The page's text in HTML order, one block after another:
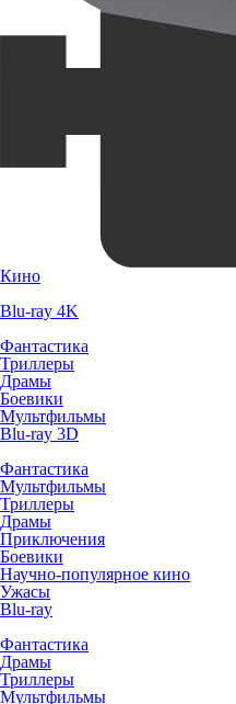
Кино
Blu-ray 4K
Фантастика
Триллеры
Драмы
Боевики
Мультфильмы
Blu-ray 3D
Фантастика
Мультфильмы
Триллеры
Драмы
Приключения
Боевики
Научно-популярное кино
Ужасы
Blu-ray
Фантастика
Драмы
Триллеры
Мультфильмы